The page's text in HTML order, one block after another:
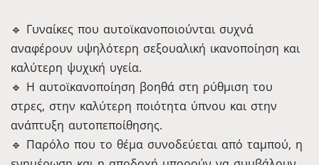
🔹 Γυναίκες που αυτοϊκανοποιούνται συχνά
αναφέρουν υψηλότερη σεξουαλική ικανοποίηση και
καλύτερη ψυχική υγεία.
🔹 Η αυτοϊκανοποίηση βοηθά στη ρύθμιση του
στρες, στην καλύτερη ποιότητα ύπνου και στην
ανάπτυξη αυτοπεποίθησης.
🔹 Παρόλο που το θέμα συνοδεύεται από ταμπού, η